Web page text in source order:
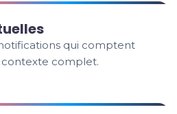
qui comptent
complet.